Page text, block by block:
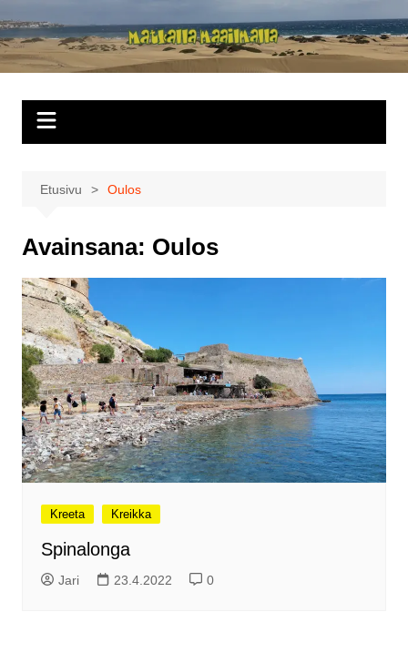
sisältöön
Matkalla
maailmalla
Etusivu Oulos
Avainsana: Oulos
Kreeta Kreikka
Spinalonga
Jari 23.4.2022 0